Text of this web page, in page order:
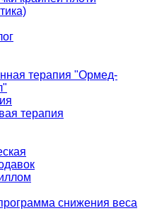
терапия "Ормед-
терапия
снижения веса